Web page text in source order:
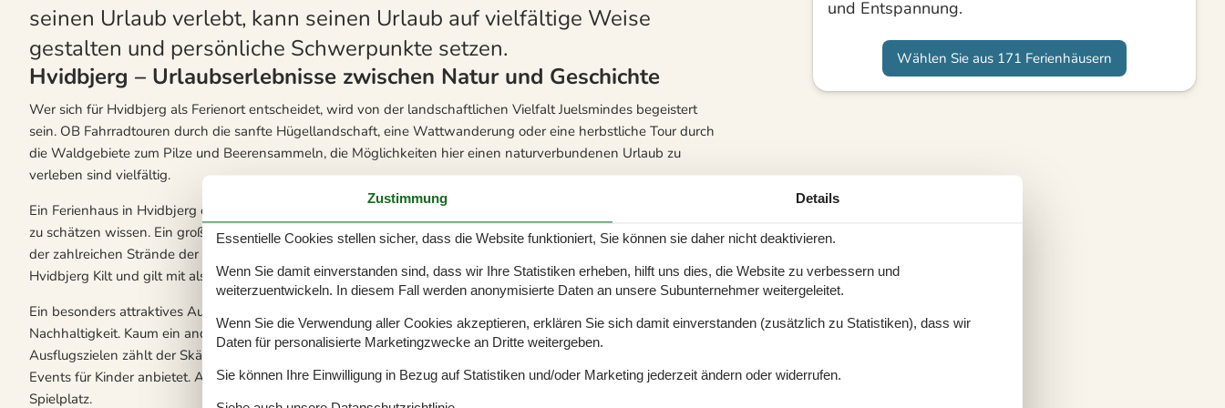
seinen Urlaub verlebt, kann seinen Urlaub auf vielfältige Weise
gestalten und persönliche Schwerpunkte setzen.
Hvidbjerg – Urlaubserlebnisse zwischen Natur und Geschichte
Wer sich für Hvidbjerg als Ferienort entscheidet, wird von der landschaftlichen Vielfalt Juelsmindes begeistert
sein. OB Fahrradtouren durch die sanfte Hügellandschaft, eine Wattwanderung oder eine herbstliche Tour durch
die Waldgebiete zum Pilze und Beerensammeln, die Möglichkeiten hier einen naturverbundenen Urlaub zu
verleben sind vielfältig.
Ein Ferienhaus in Hvidbjerg empfiehlt sich besonders für Familien, die die Natur lieben und eine ruhige Umgebung
zu schätzen wissen. Ein großes Plus sind natürlich die Strände der Region, denn der Hvidbjerg Strand ist nur einer
der zahlreichen Strände der Region. Hvidbjerg Strand liegt direkt bei der unter Naturschutz stehenden Düne
Hvidbjerg Kilt und gilt mit als besonders kinderfreundlich. Besonders die hohe Wasserqualität spricht für sich.
Ein besonders attraktives Ausflugsziel ist das interaktive Museum Ökolariet. Hier dreht sich alles um
Nachhaltigkeit. Kaum ein anderes Museum ist so lehrreich und unterhaltsam zu gleich. Zu den beliebtesten
Ausflugszielen zählt der Skärup Zoo, der nicht nur mit seinen exotischen Bewohnern punktet, sondern auch viele
Events für Kinder anbietet. Auf dem Gelände finden sich auch angenehme Picknickplätze und ein schöner
Spielplatz.
und Entspannung.
Wählen Sie aus 171 Ferienhäusern
Zustimmung Details
Essentielle Cookies stellen sicher, dass die Website funktioniert, Sie können sie daher nicht deaktivieren.
Wenn Sie damit einverstanden sind, dass wir Ihre Statistiken erheben, hilft uns dies, die Website zu verbessern und
weiterzuentwickeln. In diesem Fall werden anonymisierte Daten an unsere Subunternehmer weitergeleitet.
Wenn Sie die Verwendung aller Cookies akzeptieren, erklären Sie sich damit einverstanden (zusätzlich zu Statistiken), dass wir
Daten für personalisierte Marketingzwecke an Dritte weitergeben.
Sie können Ihre Einwilligung in Bezug auf Statistiken und/oder Marketing jederzeit ändern oder widerrufen.